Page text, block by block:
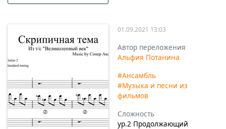
01.09.2021 13:03
Автор переложения
Альфия Потанина
#Ансамбль
#Музыка и песни из
фильмов
Сложность
ур.2 Продолжающий